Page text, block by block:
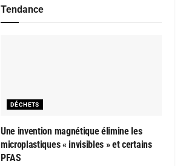
Tendance
DÉCHETS
Une invention magnétique élimine les
microplastiques « invisibles » et certains
PFAS